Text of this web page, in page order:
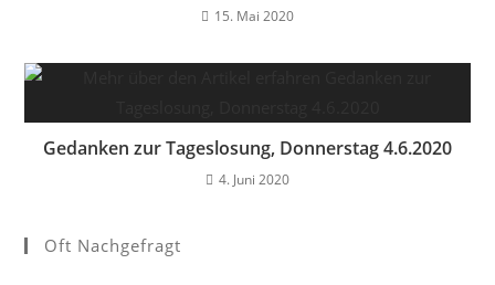
15. Mai 2020
Gedanken zur Tageslosung, Donnerstag 4.6.2020
4. Juni 2020
Oft Nachgefragt